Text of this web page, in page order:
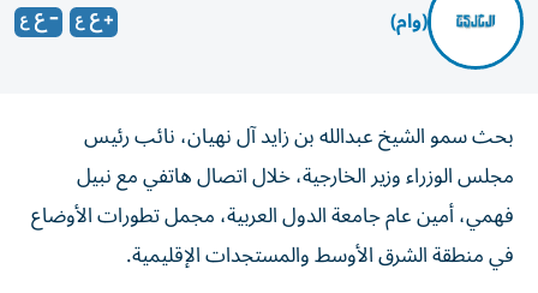
(وام)
بحث سمو الشيخ عبدالله بن زايد آل نهيان، نائب رئيس
مجلس الوزراء وزير الخارجية، خلال اتصال هاتفي مع نبيل
فهمي، أمين عام جامعة الدول العربية، مجمل تطورات الأوضاع
في منطقة الشرق الأوسط والمستجدات الإقليمية.